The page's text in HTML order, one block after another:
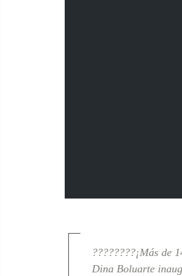
????????¡Más de
Dina Boluarte